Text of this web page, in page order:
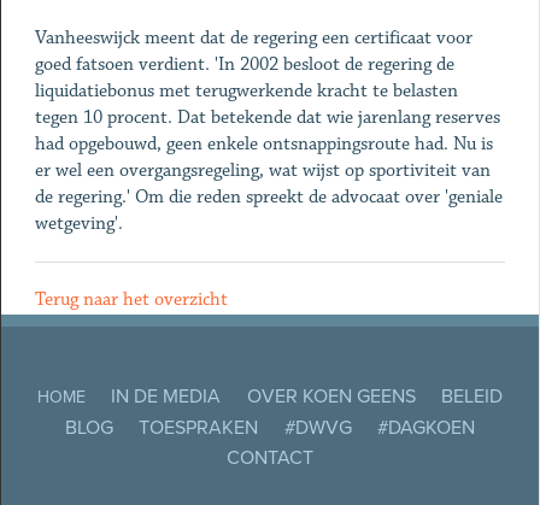
Vanheeswijck meent dat de regering een certificaat voor
goed fatsoen verdient. 'In 2002 besloot de regering de
liquidatiebonus met terugwerkende kracht te belasten
tegen 10 procent. Dat betekende dat wie jarenlang reserves
had opgebouwd, geen enkele ontsnappingsroute had. Nu is
er wel een overgangsregeling, wat wijst op sportiviteit van
de regering.' Om die reden spreekt de advocaat over 'geniale
wetgeving'.
Terug naar het overzicht
HOME IN DE MEDIA OVER KOEN GEENS
BELEID
BLOG
TOESPRAKEN #DWVG
#DAGKOEN
CONTACT